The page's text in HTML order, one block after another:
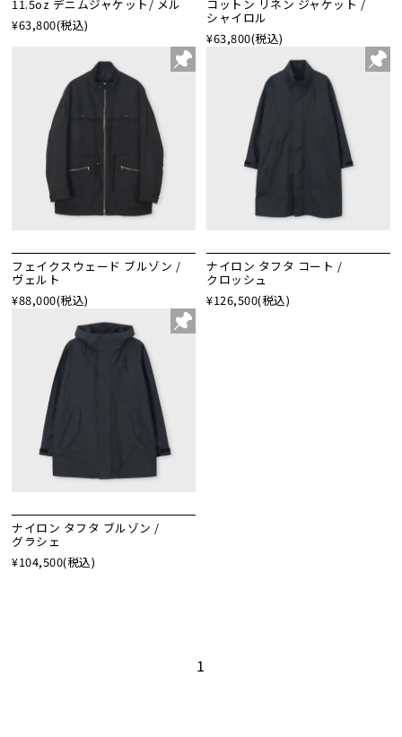
11.5oz デニムジャケット/ メル
¥63,800(税込)
コットン リネン ジャケット /
シャイロル
¥63,800(税込)
フェイクスウェード ブルゾン /
ヴェルト
¥88,000(税込)
ナイロン タフタ コート /
クロッシュ
¥126,500(税込)
ナイロン タフタ ブルゾン /
グラシェ
¥104,500(税込)
1